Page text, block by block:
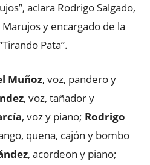
aclara Rodrigo Salgado,
y encargado de la
Pata”.
Muñoz, voz, pandero y
, voz, tañador y
, voz y piano; Rodrigo
quena, cajón y bombo
, acordeon y piano;